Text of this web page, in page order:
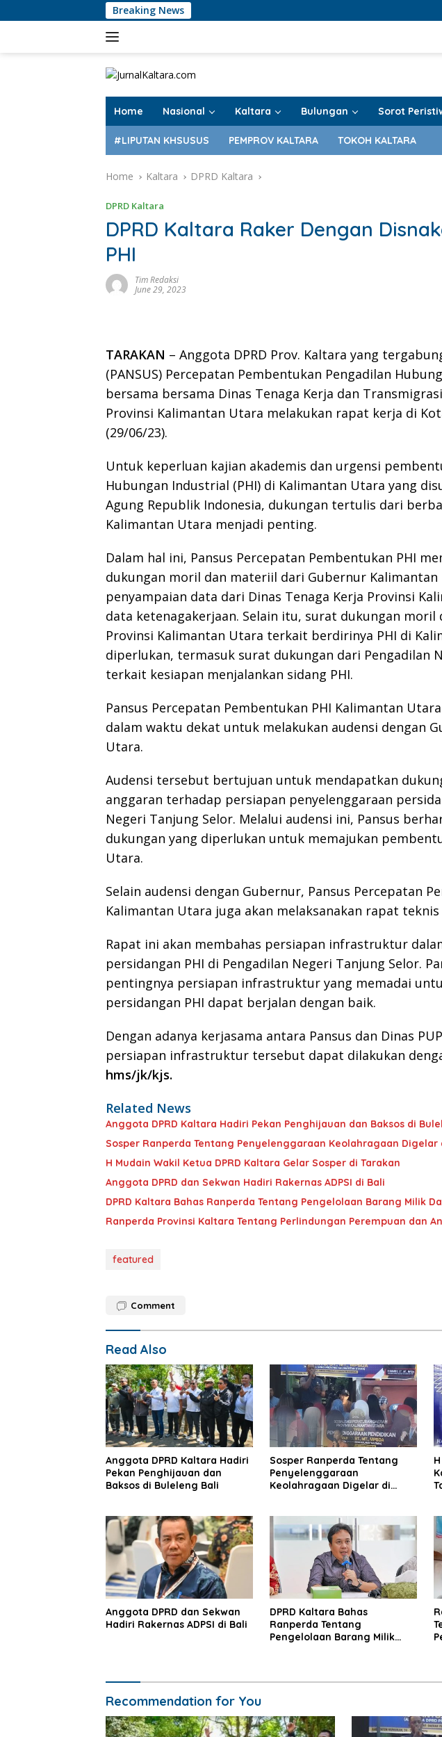
to
Breaking News PT Migas Kaltara
Home Nasional Kaltara Bulungan Sorot
#LIPUTAN KHSUSUS PEMPROV KALTARA TOKOH KALTARA
Home Kaltara DPRD Kaltara
DPRD Kaltara
DPRD Kaltara Raker Dengan
PHI
Tim Redaksi
June 29, 2023
TARAKAN – Anggota DPRD Prov. Kaltara yang
(PANSUS) Percepatan Pembentukan Pengadilan
bersama bersama Dinas Tenaga Kerja dan
Provinsi Kalimantan Utara melakukan rapat kerja di
(29/06/23).
Untuk keperluan kajian akademis dan urgensi
Hubungan Industrial (PHI) di Kalimantan Utara yang
Agung Republik Indonesia, dukungan tertulis dari
Kalimantan Utara menjadi penting.
Dalam hal ini, Pansus Percepatan Pembentukan PHI
dukungan moril dan materiil dari Gubernur
penyampaian data dari Dinas Tenaga Kerja Provinsi
data ketenagakerjaan. Selain itu, surat dukungan moril
Provinsi Kalimantan Utara terkait berdirinya PHI di
diperlukan, termasuk surat dukungan dari Pengadilan
terkait kesiapan menjalankan sidang PHI.
Pansus Percepatan Pembentukan PHI Kalimantan
dalam waktu dekat untuk melakukan audensi dengan
Utara.
Audensi tersebut bertujuan untuk mendapatkan
anggaran terhadap persiapan penyelenggaraan
Negeri Tanjung Selor. Melalui audensi ini, Pansus
dukungan yang diperlukan untuk memajukan
Utara.
Selain audensi dengan Gubernur, Pansus Percepatan
Kalimantan Utara juga akan melaksanakan rapat teknis
Rapat ini akan membahas persiapan infrastruktur
persidangan PHI di Pengadilan Negeri Tanjung Selor.
pentingnya persiapan infrastruktur yang memadai
persidangan PHI dapat berjalan dengan baik.
Dengan adanya kerjasama antara Pansus dan Dinas
persiapan infrastruktur tersebut dapat dilakukan
hms/jk/kjs.
Related News
Anggota DPRD Kaltara Hadiri Pekan Penghijauan dan Baksos di
Sosper Ranperda Tentang Penyelenggaraan Keolahragaan Digelar
H Mudain Wakil Ketua DPRD Kaltara Gelar Sosper di Tarakan
Anggota DPRD dan Sekwan Hadiri Rakernas ADPSI di Bali
DPRD Kaltara Bahas Ranperda Tentang Pengelolaan Barang Milik
Ranperda Provinsi Kaltara Tentang Perlindungan Perempuan dan
featured
Comment
Read Also
Anggota DPRD Kaltara Hadiri
Pekan Penghijauan dan
Baksos di Buleleng Bali
Sosper Ranperda Tentang
Penyelenggaraan
Keolahragaan Digelar di
Anggota DPRD dan Sekwan
Hadiri Rakernas ADPSI di Bali
DPRD Kaltara Bahas
Ranperda Tentang
Pengelolaan Barang Milik
Recommendation for You